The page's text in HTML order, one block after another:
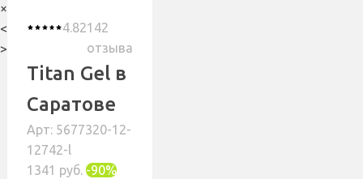
×
<
>
4.82142
отзыва
Titan Gel в
Саратове
Арт: 5677320-12-
12742-l
1341 руб. -90%